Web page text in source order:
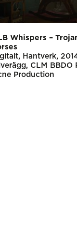
Whispers –
Hantverk
CLM BBDO
Production